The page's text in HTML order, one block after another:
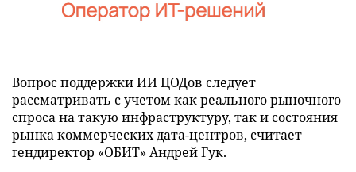
Вопрос поддержки ИИ ЦОДов следует
рассматривать с учетом как реального рыночного
спроса на такую инфраструктуру, так и состояния
рынка коммерческих дата-центров, считает
гендиректор «ОБИТ» Андрей Гук.